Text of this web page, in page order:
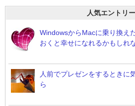
人気エントリー
WindowsからMacに乗り換え
おくと幸せになれるかもしれ
人前でプレゼンをするときに
ら